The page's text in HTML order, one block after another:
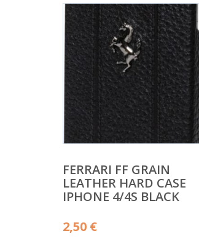
FERRARI FF GRAIN
LEATHER HARD CASE
IPHONE 4/4S BLACK
2,50 €